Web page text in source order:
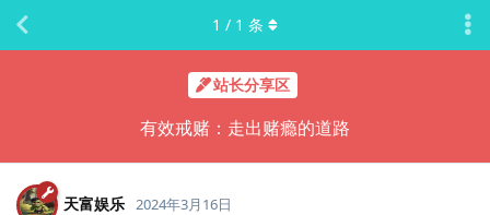
站长分享区
有效戒赌：走出赌瘾的道路
1 / 1 条
天富娱乐 2024年3月16日